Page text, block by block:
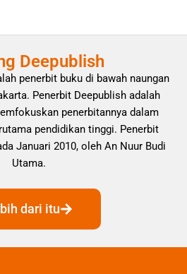
Deepublish
penerbit buku di bawah naungan
Penerbit Deepublish adalah
penerbitannya dalam
pendidikan tinggi. Penerbit
Januari 2010, oleh An Nuur Budi
Utama.
dari itu